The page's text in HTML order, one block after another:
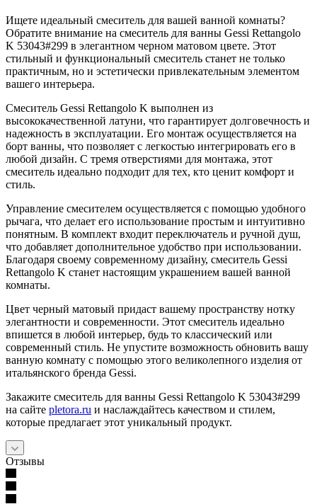
Ищете идеальный смеситель для вашей ванной комнаты?
Обратите внимание на смеситель для ванны Gessi Rettangolo
K 53043#299 в элегантном черном матовом цвете. Этот
стильный и функциональный смеситель станет не только
практичным, но и эстетически привлекательным элементом
вашего интерьера.
Смеситель Gessi Rettangolo K выполнен из
высококачественной латуни, что гарантирует долговечность и
надежность в эксплуатации. Его монтаж осуществляется на
борт ванны, что позволяет с легкостью интегрировать его в
любой дизайн. С тремя отверстиями для монтажа, этот
смеситель идеально подходит для тех, кто ценит комфорт и
стиль.
Управление смесителем осуществляется с помощью удобного
рычага, что делает его использование простым и интуитивно
понятным. В комплект входит переключатель и ручной душ,
что добавляет дополнительное удобство при использовании.
Благодаря своему современному дизайну, смеситель Gessi
Rettangolo K станет настоящим украшением вашей ванной
комнаты.
Цвет черный матовый придаст вашему пространству нотку
элегантности и современности. Этот смеситель идеально
впишется в любой интерьер, будь то классический или
современный стиль. Не упустите возможность обновить вашу
ванную комнату с помощью этого великолепного изделия от
итальянского бренда Gessi.
Закажите смеситель для ванны Gessi Rettangolo K 53043#299
на сайте pletora.ru и наслаждайтесь качеством и стилем,
которые предлагает этот уникальный продукт.
Отзывы